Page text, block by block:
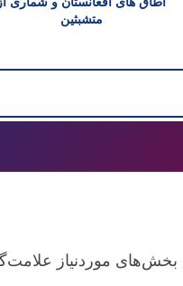
متشبثین
بخش‌های موردنیاز